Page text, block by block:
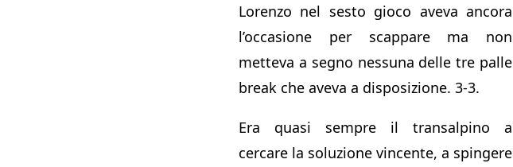
Lorenzo nel sesto gioco aveva ancora
l’occasione per scappare ma non
metteva a segno nessuna delle tre palle
break che aveva a disposizione. 3-3.
Era quasi sempre il transalpino a
cercare la soluzione vincente, a spingere